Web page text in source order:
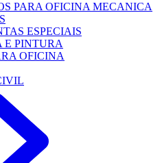
PARA OFICINA MECANICA
ESPECIAIS
PINTURA
OFICINA